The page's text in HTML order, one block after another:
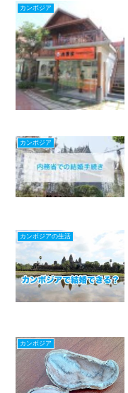
カンボジア
カンボジア
カンボジアの生活
カンボジア